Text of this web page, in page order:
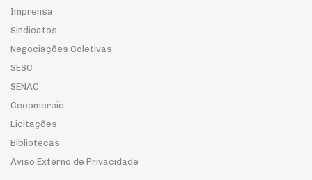
Imprensa
Sindicatos
Negociações Coletivas
SESC
SENAC
Cecomercio
Licitações
Bibliotecas
Aviso Externo de Privacidade